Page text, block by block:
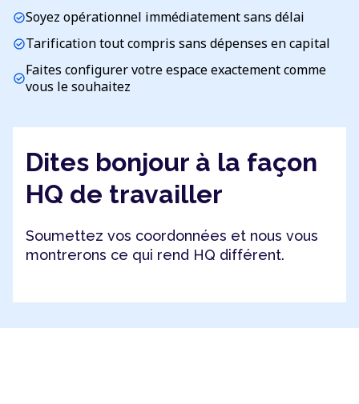
check_circleSoyez opérationnel immédiatement sans délai
check_circleTarification tout compris sans dépenses en capital
check_circleFaites configurer votre espace exactement comme
vous le souhaitez
Dites bonjour à la façon
HQ de travailler
Soumettez vos coordonnées et nous vous
montrerons ce qui rend HQ différent.